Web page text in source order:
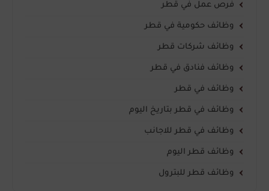
فرص عمل في قطر
وظائف حكومية في قطر
وظائف شركات قطر
وظائف فنادق في قطر
وظائف في قطر
وظائف في قطر بتاريخ اليوم
وظائف في قطر للاجانب
وظائف قطر اليوم
وظائف قطر للبترول